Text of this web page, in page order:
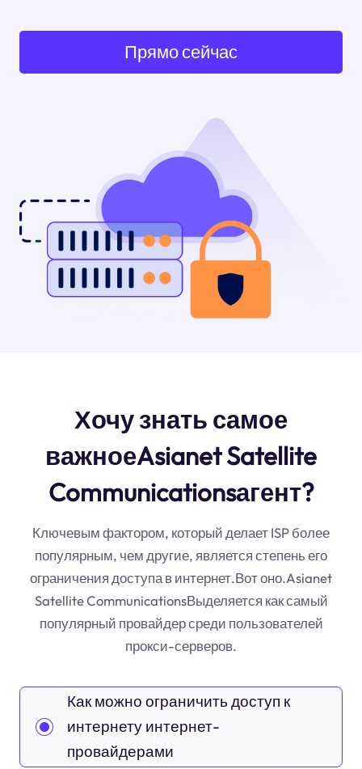
Прямо сейчас
Хочу знать самое
важноеAsianet Satellite
Communicationsагент?
Ключевым фактором, который делает ISP более
популярным, чем другие, является степень его
ограничения доступа в интернет.Вот оно.Asianet
Satellite CommunicationsВыделяется как самый
популярный провайдер среди пользователей
прокси-серверов.
Как можно ограничить доступ к
интернету интернет-
провайдерами